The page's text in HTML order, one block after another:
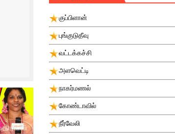
குப்பிளான்
புங்குடுதீவு
வட்டக்கச்சி
அளவெட்டி
நாகர்மணல்
கோண்டாவில்
நீர்வேலி